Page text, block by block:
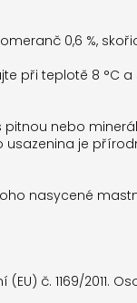
0,6 %,
při teplotě 8 °C
pitnou nebo
usazenina je
nasycené
č. 1169/2011.